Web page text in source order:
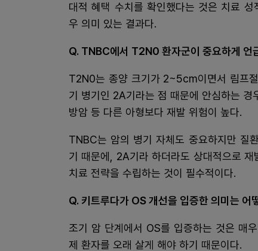
대적 혜택 수치를 확인했다는 것은 치료
우 의미 있는 결과다.
Q. TNBC에서 T2N0 환자군이 중요하게 언
T2N0는 종양 크기가 2~5cm이면서 림프
기 병기인 2A기라는 점 때문에 안심하는
방암 등 다른 아형보다 재발 위험이 높다.
TNBC는 암의 병기 자체도 중요하지만 질
기 때문에, 2A기라 하더라도 상대적으로
치료 전략을 수립하는 것이 필수적이다.
Q. 키트루다가 OS 개선을 입증한 의미는 어
조기 암 단계에서 OS를 입증하는 것은 매
제 환자를 오래 살게 해야 하기 때문이다.